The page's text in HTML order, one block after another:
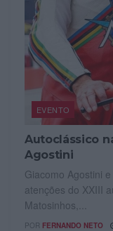
EVENTO
Autoclássico
Agostini
Giacomo Agostini
atenções do XXIII
Matosinhos,...
POR FERNANDO NETO